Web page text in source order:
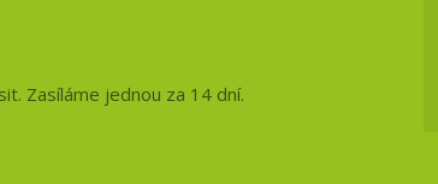
Zasíláme jednou za 14 dní.